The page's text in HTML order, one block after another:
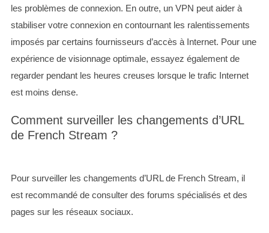
les problèmes de connexion. En outre, un VPN peut aider à
stabiliser votre connexion en contournant les ralentissements
imposés par certains fournisseurs d’accès à Internet. Pour une
expérience de visionnage optimale, essayez également de
regarder pendant les heures creuses lorsque le trafic Internet
est moins dense.
Comment surveiller les changements d’URL
de French Stream ?
Pour surveiller les changements d’URL de French Stream, il
est recommandé de consulter des forums spécialisés et des
pages sur les réseaux sociaux.